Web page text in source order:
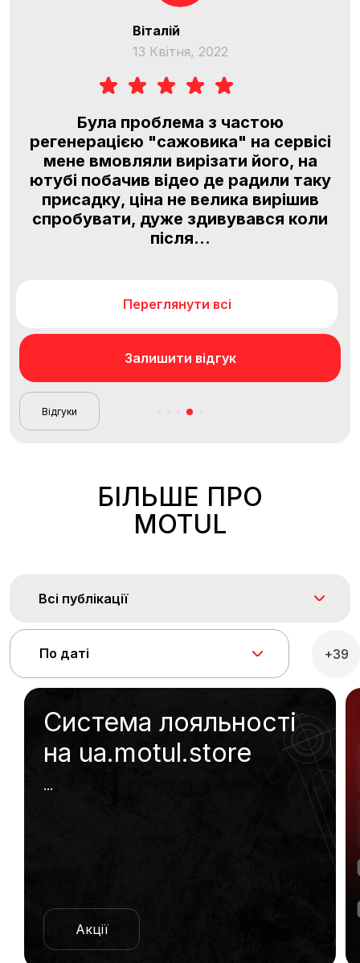
Віталій
13 Квітня, 2022
Була проблема з частою
регенерацією "сажовика" на сервісі
мене вмовляли вирізати його, на
ютубі побачив відео де радили таку
присадку, ціна не велика вирішив
спробувати, дуже здивувався коли
після...
Переглянути всі
Залишити відгук
Відгуки
БІЛЬШЕ ПРО
MOTUL
Всі публікації
По даті +39
Система лояльності
на ua.motul.store
...
Акції